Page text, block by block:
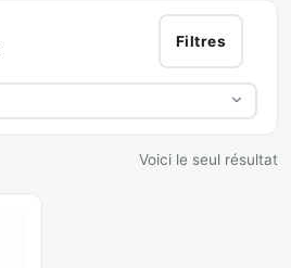
Filtres
Voici le seul résultat